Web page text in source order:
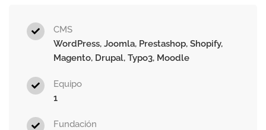
CMS
WordPress, Joomla, Prestashop, Shopify,
Magento, Drupal, Typo3, Moodle
Equipo
1
Fundación